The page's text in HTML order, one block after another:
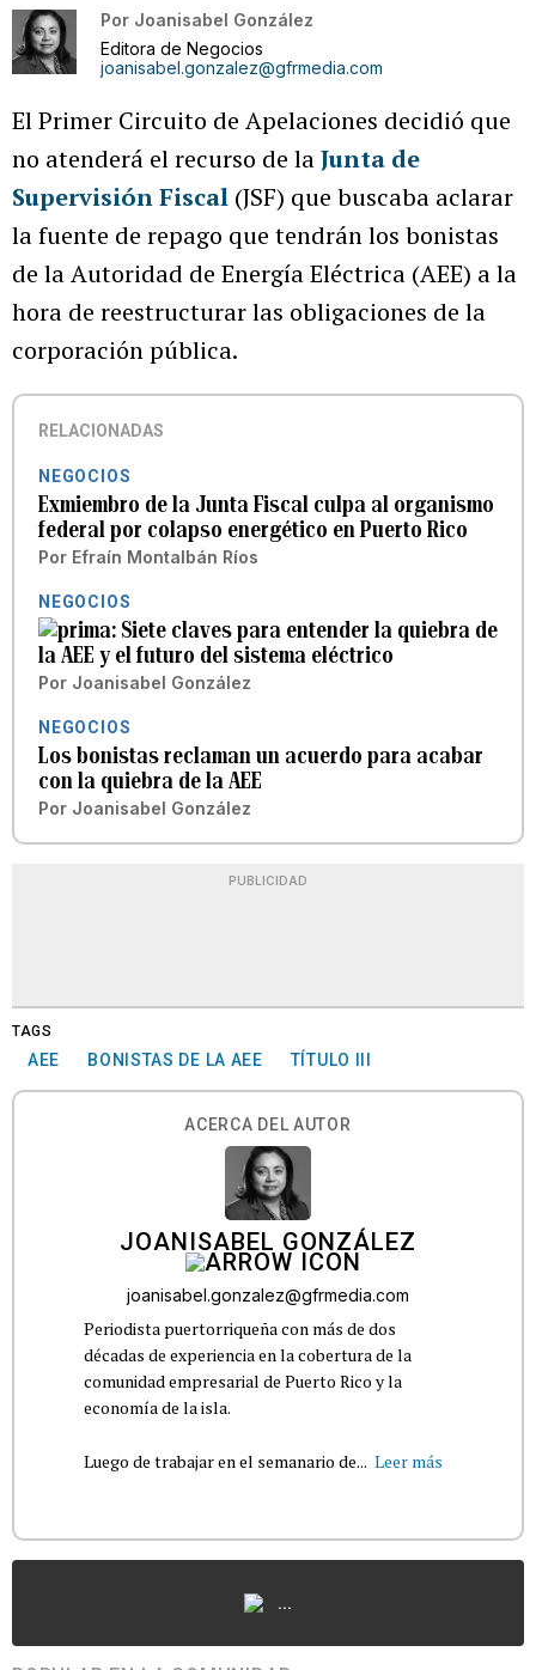
Por Joanisabel González
Editora de Negocios
joanisabel.gonzalez@gfrmedia.com
El Primer Circuito de Apelaciones decidió que
no atenderá el recurso de laJunta de
Supervisión Fiscal (JSF) que buscaba aclarar
la fuente de repago que tendrán los bonistas
de la Autoridad de Energía Eléctrica (AEE) a la
hora de reestructurar las obligaciones de la
corporación pública.
RELACIONADAS
NEGOCIOS
Exmiembro de la Junta Fiscal culpa al organismo
federal por colapso energético en Puerto Rico
Por Efraín Montalbán Ríos
NEGOCIOS
Siete claves para entender la quiebra de
la AEE y el futuro del sistema eléctrico
Por Joanisabel González
NEGOCIOS
Los bonistas reclaman un acuerdo para acabar
con la quiebra de la AEE
Por Joanisabel González
PUBLICIDAD
TAGS
AEE BONISTAS DE LA AEE TÍTULO III
ACERCA DEL AUTOR
JOANISABEL GONZÁLEZ
joanisabel.gonzalez@gfrmedia.com
Periodista puertorriqueña con más de dos
décadas de experiencia en la cobertura de la
comunidad empresarial de Puerto Rico y la
economía de la isla.
Luego de trabajar en el semanario de... Leer más
...